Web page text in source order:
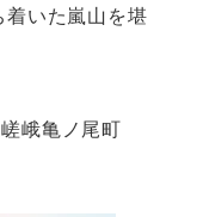
着いた嵐山を堪
峨亀ノ尾町